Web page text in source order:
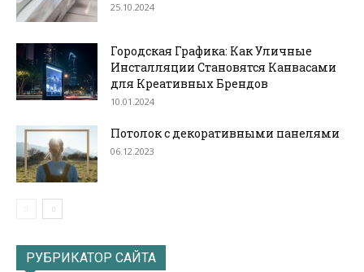
25.10.2024
Городская Графика: Как Уличные
Инсталляции Становятся Канвасами
для Креативных Брендов
10.01.2024
Потолок с декоративными панелями
06.12.2023
РУБРИКАТОР САЙТА